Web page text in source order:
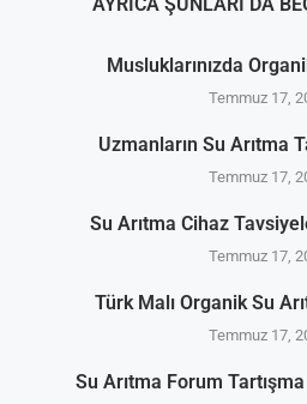
Musluklarınızda
Temmuz 17,
Uzmanların Su Arıtma
Temmuz 17,
Su Arıtma Cihaz
Temmuz 17,
Türk Malı Organik Su
Temmuz 17,
Su Arıtma Forum